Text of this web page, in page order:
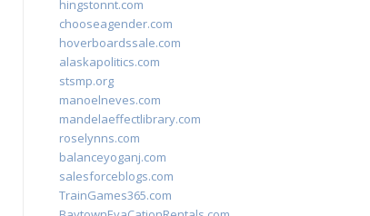
hingstonnt.com
chooseagender.com
hoverboardssale.com
alaskapolitics.com
stsmp.org
manoelneves.com
mandelaeffectlibrary.com
roselynns.com
balanceyoganj.com
salesforceblogs.com
TrainGames365.com